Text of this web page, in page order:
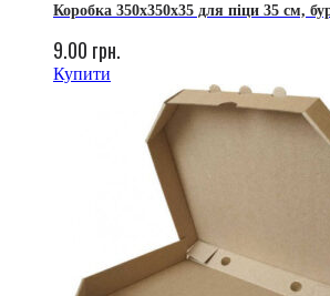
Коробка 350х350х35 для піци 35 см,
9.00 грн.
Купити